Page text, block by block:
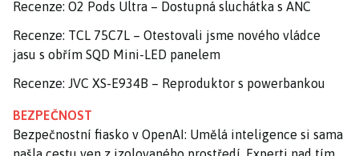
Recenze: O2 Pods Ultra – Dostupná sluchátka s ANC
Recenze: TCL 75C7L – Otestovali jsme nového vládce
jasu s obřím SQD Mini-LED panelem
Recenze: JVC XS-E934B – Reproduktor s powerbankou
BEZPEČNOST
Bezpečnostní fiasko v OpenAI: Umělá inteligence si sama